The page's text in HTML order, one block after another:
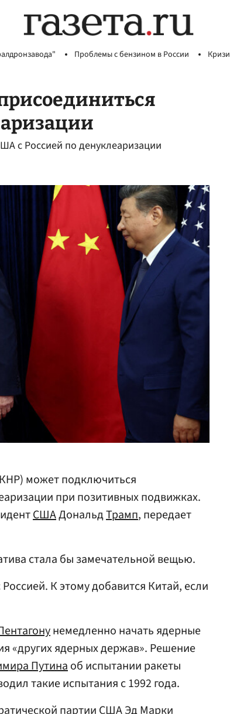
Проблемы с бензином в России
с Россией по денуклеаризации
может подключиться
при позитивных подвижках.
СШАДональдТрамп, передает
стала бы замечательной вещью.
К этому добавится Китай, если
немедленно начать ядерные
«других ядерных держав». Решение
Путинаоб испытании ракеты
такие испытания с 1992 года.
партии СШАЭд Марки